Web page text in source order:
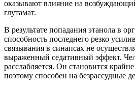
оказывают влияние на
глутамат.
В результате попадания этанола в
способность последнего резко
связывания в синапсах не
выраженный седативный эффект.
расслабляется. Он становится
поэтому способен на безрассудные